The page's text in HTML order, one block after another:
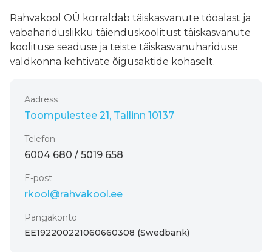
Rahvakool OÜ korraldab täiskasvanute tööalast ja
vabahariduslikku täienduskoolitust täiskasvanute
koolituse seaduse ja teiste täiskasvanuhariduse
valdkonna kehtivate õigusaktide kohaselt.
Aadress
Toompuiestee 21, Tallinn 10137
Telefon
6004 680 / 5019 658
E-post
rkool@rahvakool.ee
Pangakonto
EE192200221060660308 (Swedbank)